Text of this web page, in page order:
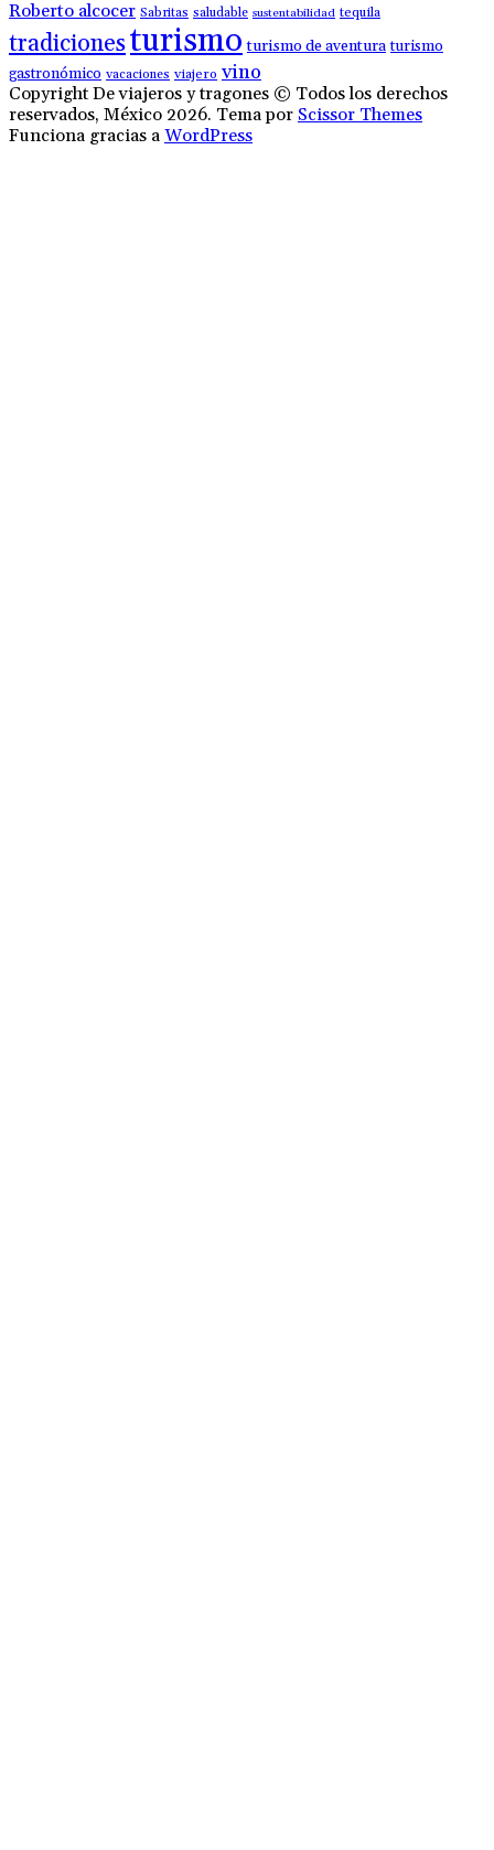
Roberto alcocer Sabritas saludable sustentabilidad tequila
tradicionesturismo turismo de aventura turismo
gastronómico vacaciones viajero vino
Copyright De viajeros y tragones © Todos los derechos
reservados, México 2026. Tema por Scissor Themes
Funciona gracias a WordPress